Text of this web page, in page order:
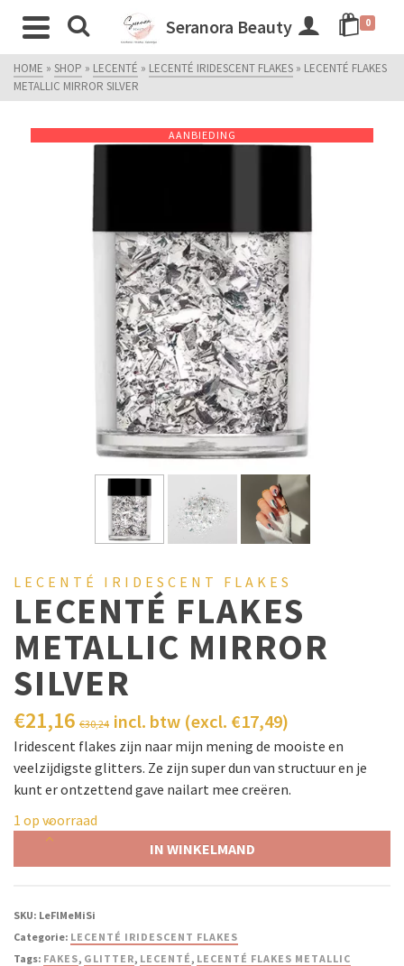
Seranora Beauty 0
HOME » SHOP » LECENTÉ » LECENTÉ IRIDESCENT FLAKES » LECENTÉ FLAKES
METALLIC MIRROR SILVER
AANBIEDING
LECENTÉ IRIDESCENT FLAKES
LECENTÉ FLAKES
METALLIC MIRROR
SILVER
€30,24
€21,16 incl. btw (excl. €17,49)
Iridescent flakes zijn naar mijn mening de mooiste en
veelzijdigste glitters. Ze zijn super dun van structuur en je
kunt er ontzettend gave nailart mee creëren.
1 op voorraad
IN WINKELMAND
SKU: LeFlMeMiSi
Categorie: LECENTÉ IRIDESCENT FLAKES
Tags: FAKES, GLITTER, LECENTÉ, LECENTÉ FLAKES METALLIC